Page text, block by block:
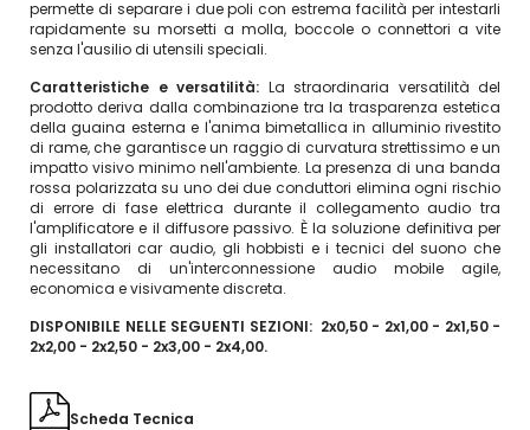
permette di separare i due poli con estrema facilità per intestarli
rapidamente su morsetti a molla, boccole o connettori a vite
senza l'ausilio di utensili speciali.
Caratteristiche e versatilità: La straordinaria versatilità del
prodotto deriva dalla combinazione tra la trasparenza estetica
della guaina esterna e l'anima bimetallica in alluminio rivestito
di rame, che garantisce un raggio di curvatura strettissimo e un
impatto visivo minimo nell'ambiente. La presenza di una banda
rossa polarizzata su uno dei due conduttori elimina ogni rischio
di errore di fase elettrica durante il collegamento audio tra
l'amplificatore e il diffusore passivo. È la soluzione definitiva per
gli installatori car audio, gli hobbisti e i tecnici del suono che
necessitano di un'interconnessione audio mobile agile,
economica e visivamente discreta.
DISPONIBILE NELLE SEGUENTI SEZIONI: 2x0,50 - 2x1,00 - 2x1,50 -
2x2,00 - 2x2,50 - 2x3,00 - 2x4,00.
Scheda Tecnica